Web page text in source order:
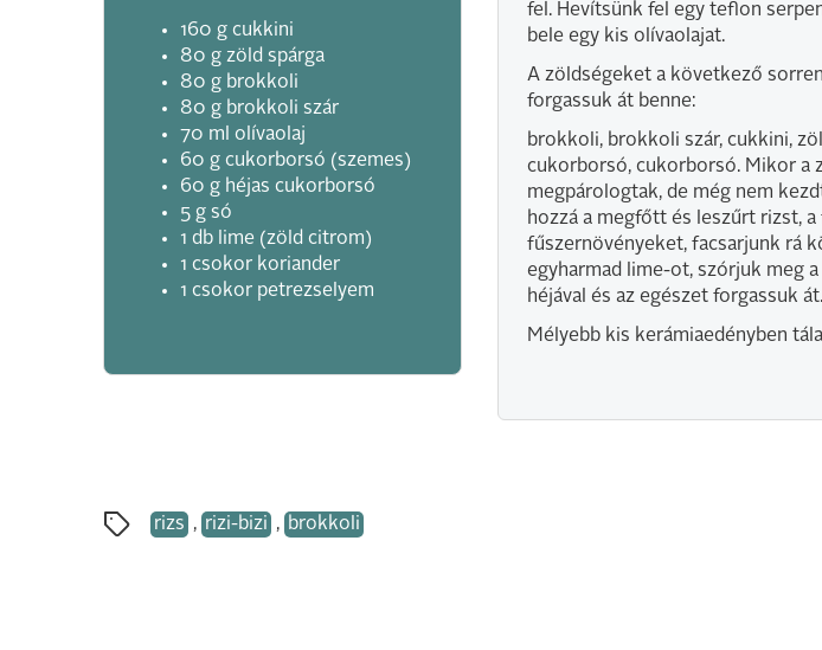
160 g cukkini
80 g zöld spárga
80 g brokkoli
80 g brokkoli szár
70 ml olívaolaj
60 g cukorborsó (szemes)
60 g héjas cukorborsó
5 g só
1 db lime (zöld citrom)
1 csokor koriander
1 csokor petrezselyem
fel. Hevítsünk fel egy teflon
bele egy kis olívaolajat.
A zöldségeket a következő
forgassuk át benne:
brokkoli, brokkoli szár, cukkini,
cukorborsó, cukorborsó. Mikor a
megpárologtak, de még nem
hozzá a megfőtt és leszűrt rizst,
fűszernövényeket, facsarjunk rá
egyharmad lime-ot, szórjuk meg
héjával és az egészet forgassuk át.
Mélyebb kis kerámiaedényben
rizs , rizi-bizi , brokkoli